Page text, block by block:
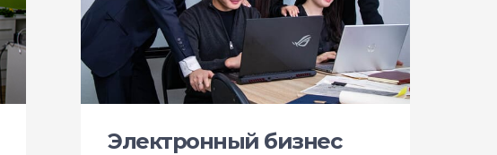
Электронный бизнес